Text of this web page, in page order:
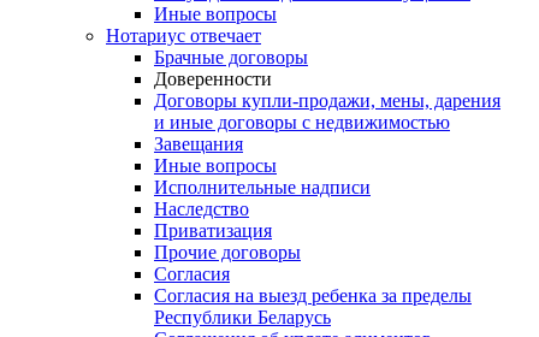
Иные вопросы
Нотариус отвечает
Брачные договоры
Доверенности
Договоры купли-продажи, мены, дарения
и иные договоры с недвижимостью
Завещания
Иные вопросы
Исполнительные надписи
Наследство
Приватизация
Прочие договоры
Согласия
Согласия на выезд ребенка за пределы
Республики Беларусь